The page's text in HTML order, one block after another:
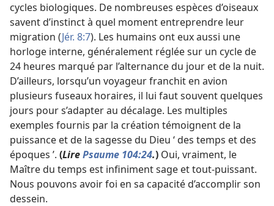
cycles biologiques. De nombreuses espèces d’oiseaux
savent d’instinct à quel moment entreprendre leur
migration (Jér. 8:7). Les humains ont eux aussi une
horloge interne, généralement réglée sur un cycle de
24 heures marqué par l’alternance du jour et de la nuit.
D’ailleurs, lorsqu’un voyageur franchit en avion
plusieurs fuseaux horaires, il lui faut souvent quelques
jours pour s’adapter au décalage. Les multiples
exemples fournis par la création témoignent de la
puissance et de la sagesse du Dieu ‘ des temps et des
époques ’. (LirePsaume 104:24.) Oui, vraiment, le
Maître du temps est infiniment sage et tout-puissant.
Nous pouvons avoir foi en sa capacité d’accomplir son
dessein.